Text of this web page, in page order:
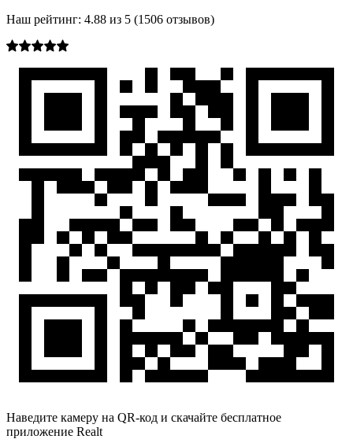
Наш рейтинг: 4.88 из 5 (1506 отзывов)
Наведите камеру на QR-код и скачайте бесплатное
приложение Realt